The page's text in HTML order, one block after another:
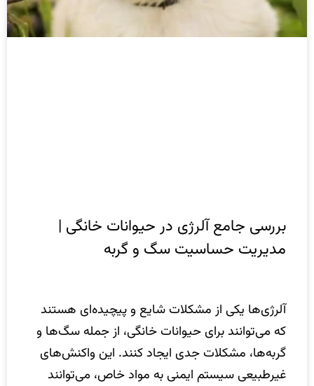
بررسی جامع آلرژی در حیوانات خانگی |
مدیریت حساسیت سگ و گربه
آلرژی‌ها یکی از مشکلات شایع و پیچیده‌ای هستند
که می‌توانند برای حیوانات خانگی، از جمله سگ‌ها و
گربه‌ها، مشکلات جدی ایجاد کنند. این واکنش‌های
غیرطبیعی سیستم ایمنی به مواد خاص، می‌توانند